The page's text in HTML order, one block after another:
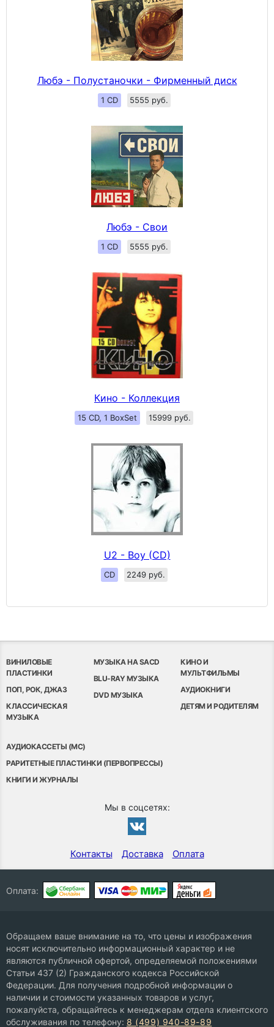
Любэ - Полустаночки - Фирменный диск
1 CD 5555 руб.
Любэ - Свои
1 CD 5555 руб.
Кино - Коллекция
15 CD, 1 BoxSet 15999 руб.
U2 - Boy (CD)
CD 2249 руб.
ВИНИЛОВЫЕ
ПЛАСТИНКИ
ПОП, РОК, ДЖАЗ
КЛАССИЧЕСКАЯ
МУЗЫКА
МУЗЫКА НА SACD
BLU-RAY МУЗЫКА
DVD МУЗЫКА
КИНО И
МУЛЬТФИЛЬМЫ
АУДИОКНИГИ
ДЕТЯМ И РОДИТЕЛЯМ
АУДИОКАССЕТЫ (MC)
РАРИТЕТНЫЕ ПЛАСТИНКИ (ПЕРВОПРЕССЫ)
КНИГИ И ЖУРНАЛЫ
Мы в соцсетях:
Контакты Доставка Оплата
Оплата:
Обращаем ваше внимание на то, что цены и изображения
носят исключительно информационный характер и не
являются публичной офертой, определяемой положениями
Статьи 437 (2) Гражданского кодекса Российской
Федерации. Для получения подробной информации о
наличии и стоимости указанных товаров и услуг,
пожалуйста, обращайтесь к менеджерам отдела клиентского
обслуживания по телефону: 8 (499) 940-89-89